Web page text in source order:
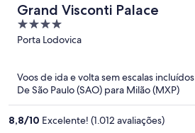
Grand Visconti Palace
4
out
Porta Lodovica
Voos de ida e volta sem escalas incluídos
De São Paulo (SAO) para Milão (MXP)
8,8/10 Excelente! (1.012 avaliações)